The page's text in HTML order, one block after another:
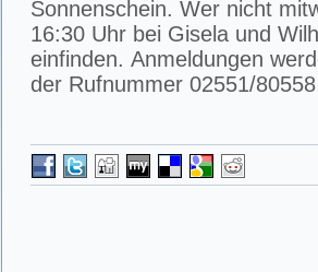
Sonnenschein. Wer nicht
16:30 Uhr bei Gisela und
einfinden. Anmeldungen
der Rufnummer 02551/